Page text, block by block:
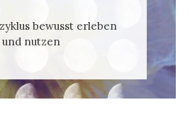
bewusst erleben
und nutzen